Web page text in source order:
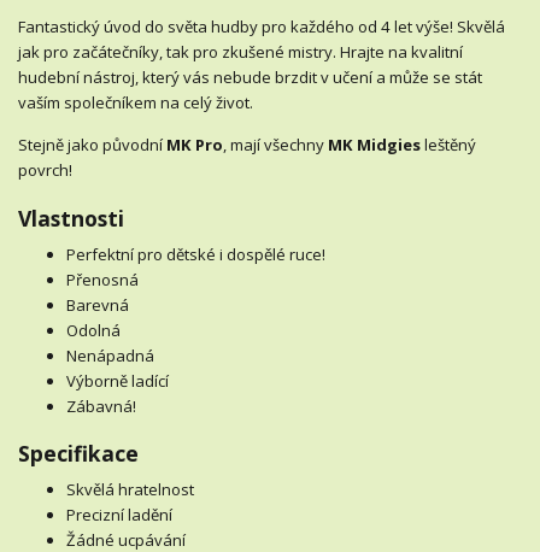
Fantastický úvod do světa hudby pro každého od 4 let výše! Skvělá
jak pro začátečníky, tak pro zkušené mistry. Hrajte na kvalitní
hudební nástroj, který vás nebude brzdit v učení a může se stát
vaším společníkem na celý život.
Stejně jako původní MK Pro, mají všechny MK Midgiesleštěný
povrch!
Vlastnosti
Perfektní pro dětské i dospělé ruce!
Přenosná
Barevná
Odolná
Nenápadná
Výborně ladící
Zábavná!
Specifikace
Skvělá hratelnost
Precizní ladění
Žádné ucpávání